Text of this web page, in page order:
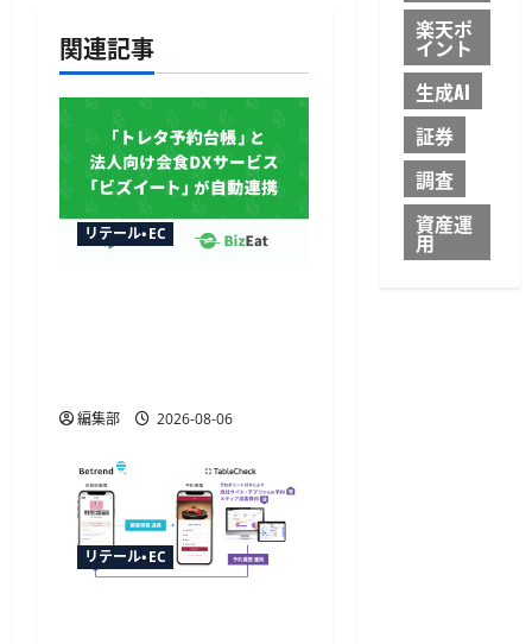
シ
ョ
関連記事
リテール・EC
編集部 2026-08-06
リテール・EC
楽天ポ
イント
生成AI
証券
調査
資産運
用